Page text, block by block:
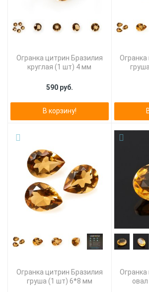
Огранка цитрин Бразилия
круглая (1 шт) 4 мм
590 руб.
В корзину!
Огранка
Огранка цитрин Бразилия
груша (1 шт) 6*8 мм
Огранка